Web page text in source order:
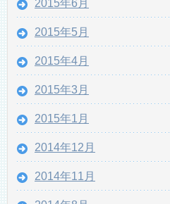
2015年6月
2015年5月
2015年4月
2015年3月
2015年1月
2014年12月
2014年11月